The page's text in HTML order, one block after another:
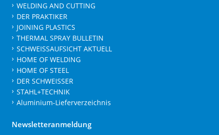
WELDING AND CUTTING
DER PRAKTIKER
JOINING PLASTICS
THERMAL SPRAY BULLETIN
SCHWEISSAUFSICHT AKTUELL
HOME OF WELDING
HOME OF STEEL
DER SCHWEISSER
STAHL+TECHNIK
Aluminium-Lieferverzeichnis
Newsletteranmeldung